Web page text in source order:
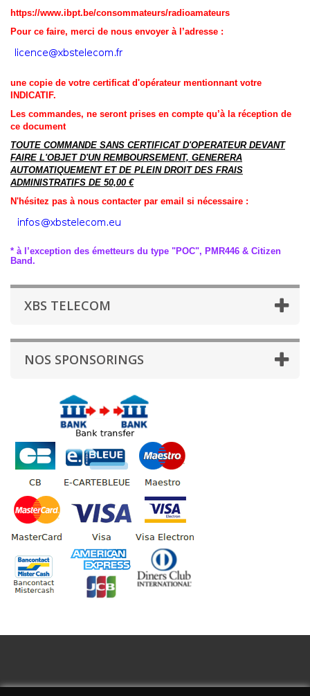
https://www.ibpt.be/consommateurs/radioamateurs
Pour ce faire, merci de nous envoyer à l’adresse :
une copie de votre certificat d'opérateur mentionnant votre
INDICATIF.
Les commandes, ne seront prises en compte qu’à la réception de
ce document
TOUTE COMMANDE SANS CERTIFICAT D'OPERATEUR DEVANT
FAIRE L'OBJET D'UN REMBOURSEMENT, GENERERA
AUTOMATIQUEMENT ET DE PLEIN DROIT DES FRAIS
ADMINISTRATIFS DE 50,00 €
N'hésitez pas à nous contacter par email si nécessaire :
* à l’exception des émetteurs du type "POC", PMR446 & Citizen
Band.
XBS TELECOM
NOS SPONSORINGS